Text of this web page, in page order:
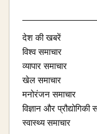
देश की खबरें
विश्व समाचार
व्यापार समाचार
खेल समाचार
मनोरंजन समाचार
विज्ञान और प्रौद्योगिकी
स्वास्थ्य समाचार